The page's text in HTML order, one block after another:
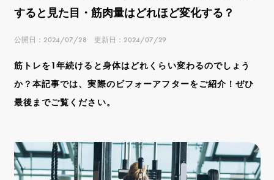
すると見た目・筋肉量はどれほど変化する？
公開日：2024/07/28 更新日：2024/07/29
筋トレを1年続けると身体はどれくらい変わるのでしょう
か？本記事では、実際のビフォーアフターをご紹介！ぜひ
最後までご覧ください。